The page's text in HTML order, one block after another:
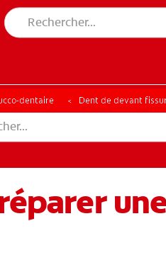
dentaire Dent de devant